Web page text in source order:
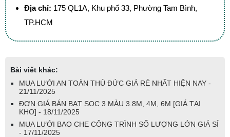
Địa chỉ: 175 QL1A, Khu phố 33, Phường Tam Bình,
TP.HCM
Bài viết khác:
MUA LƯỚI AN TOÀN THỦ ĐỨC GIÁ RẺ NHẤT HIỆN NAY -
21/11/2025
ĐƠN GIÁ BÁN BẠT SỌC 3 MÀU 3.8M, 4M, 6M [GIÁ TẠI
KHO] - 18/11/2025
MUA LƯỚI BAO CHE CÔNG TRÌNH SỐ LƯỢNG LỚN GIÁ SỈ
- 17/11/2025